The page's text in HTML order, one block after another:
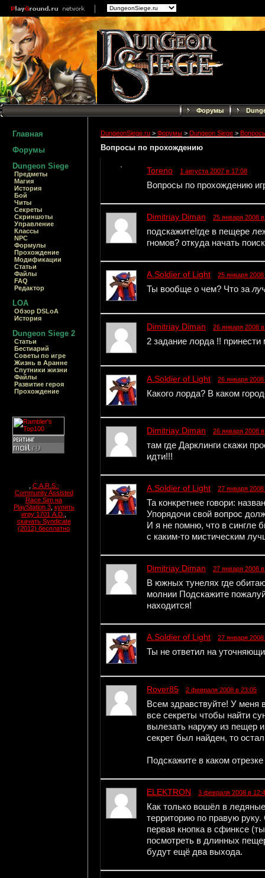
Форумы
Главная
Форумы
Dungeon Siege
Предметы
Магия
История
Бой
Читы
Секреты
Скриншоты
Управление
Классы
NPC
Формулы
Прохождение
Модификации
Статьи
Файлы
FAQ
Редактор
LOA
Обзор DSLoA
История
Dungeon Siege 2
Статьи
Бестиарий
Cоветы по игре
Жизнь в Аранне
Спутники жизни
Файлы
Развитие героя
Прохождение
C.A.R.S.:
Community Assisted
Race Sim на
PlayStation 3, купить
игру 1701 A.D.
скачать Syndicate
(2012) бесплатно
DungeonSiege.ru > Форумы > Dungeon Siege >
Вопросы по прохождению
Toreno 1 августа 2007 в 17:08
Вопросы по прохождению
Dimitriay Diman 25 января 2008
подскажите!где в пещере
гномов? откуда начать
A.Soldier of Light 25 января
Ты вообще о чем? Что за
Dimitriay Diman 26 января 2008
2 задание лорда !! принести
A.Soldier of Light 26 января
Какого лорда? В каком
Dimitriay Diman 26 января 2008
там где Дарклинги скажи
идти!!!
A.Soldier of Light 27 января
Та конкретнее говори:
Упорядочи свой вопрос
И я не помню, что в сингле
с каким-то мистическим
Dimitriay Diman 27 января 2008
В южных тунелях где
молнии Подскажите
находится!
A.Soldier of Light 27 января
Ты не ответил на
Rover85 2 февраля 2008 в 23:05
Всем здравствуйте! У меня
все секреты чтобы найти
вылезать наружу из пещер
секрет был найден, то
Подскажите в каком
ELEKTRON 3 февраля 2008 в
Как только вошёл в
территорию по правую
первая кнопка в сфинксе
посмотреть в длинных
будут ещё два выхода.